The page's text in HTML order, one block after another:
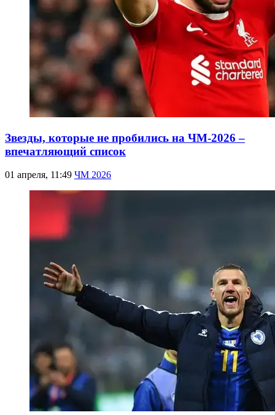
Звезды, которые не пробились на ЧМ-2026 –
впечатляющий список
01 апреля, 11:49 ЧМ 2026